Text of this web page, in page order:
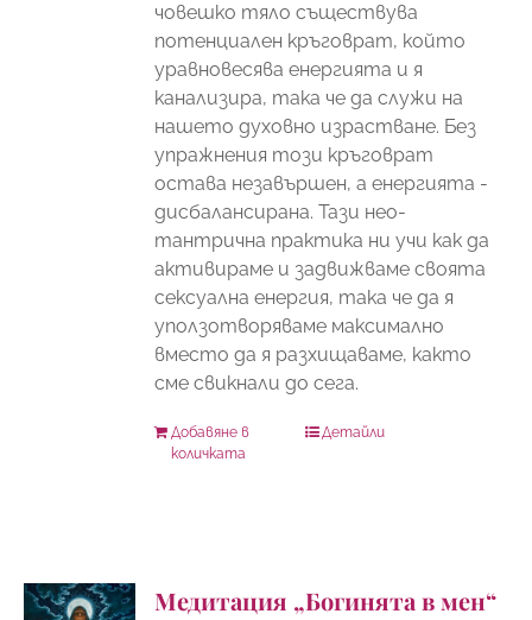
човешко тяло съществува
потенциален кръговрат, който
уравновесява енергията и я
канализира, така че да служи на
нашето духовно израстване. Без
упражнения този кръговрат
остава незавършен, а енергията -
дисбалансирана. Тази нео-
тантрична практика ни учи как да
активираме и задвижваме своята
сексуална енергия, така че да я
уползотворяваме максимално
вместо да я разхищаваме, както
сме свикнали до сега.
Добавяне в
количката
Детайли
Медитация „Богинята в мен“